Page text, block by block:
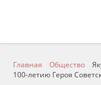
Главная Общество
100-летию Героя